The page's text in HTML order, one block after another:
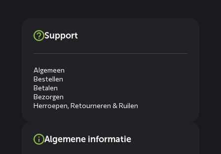
Support
Algemeen
Bestellen
Betalen
Bezorgen
Herroepen, Retourneren & Ruilen
Algemene informatie